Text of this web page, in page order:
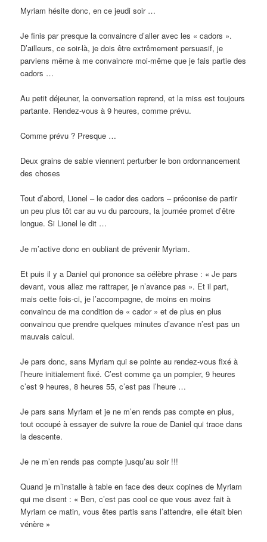
Myriam hésite donc, en ce jeudi soir …
Je finis par presque la convaincre d’aller avec les « cadors ».
D’ailleurs, ce soir-là, je dois être extrêmement persuasif, je
parviens même à me convaincre moi-même que je fais partie des
cadors …
Au petit déjeuner, la conversation reprend, et la miss est toujours
partante. Rendez-vous à 9 heures, comme prévu.
Comme prévu ? Presque …
Deux grains de sable viennent perturber le bon ordonnancement
des choses
Tout d’abord, Lionel – le cador des cadors – préconise de partir
un peu plus tôt car au vu du parcours, la journée promet d’être
longue. Si Lionel le dit …
Je m’active donc en oubliant de prévenir Myriam.
Et puis il y a Daniel qui prononce sa célèbre phrase : « Je pars
devant, vous allez me rattraper, je n’avance pas ». Et il part,
mais cette fois-ci, je l’accompagne, de moins en moins
convaincu de ma condition de « cador » et de plus en plus
convaincu que prendre quelques minutes d’avance n’est pas un
mauvais calcul.
Je pars donc, sans Myriam qui se pointe au rendez-vous fixé à
l’heure initialement fixé. C’est comme ça un pompier, 9 heures
c’est 9 heures, 8 heures 55, c’est pas l’heure …
Je pars sans Myriam et je ne m’en rends pas compte en plus,
tout occupé à essayer de suivre la roue de Daniel qui trace dans
la descente.
Je ne m’en rends pas compte jusqu’au soir !!!
Quand je m’installe à table en face des deux copines de Myriam
qui me disent : « Ben, c’est pas cool ce que vous avez fait à
Myriam ce matin, vous êtes partis sans l’attendre, elle était bien
vénère »